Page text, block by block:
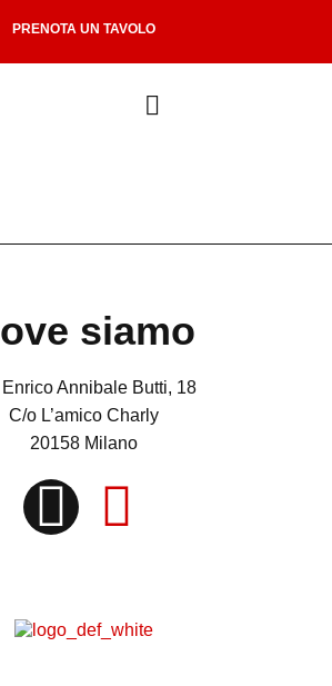
PRENOTA UN TAVOLO
siamo
Annibale Butti, 18
C/o L’amico Charly
20158 Milano